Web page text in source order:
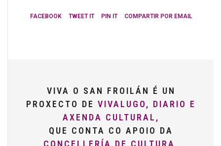
FACEBOOK TWEET IT PIN IT COMPARTIR POR EMAIL
VIVA O SAN FROILÁN É UN
PROXECTO DE VIVALUGO, DIARIO E
AXENDA CULTURAL,
QUE CONTA CO APOIO DA
CONCELLERÍA DE CULTURA,